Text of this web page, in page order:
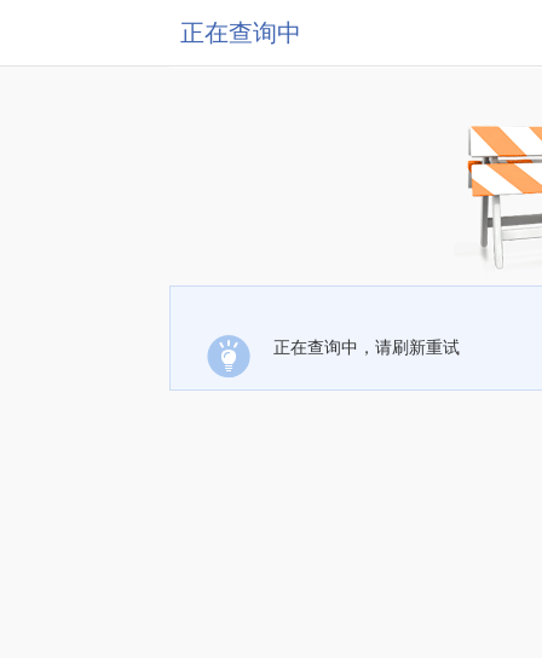
正在查询中
正在查询中，请刷新重试